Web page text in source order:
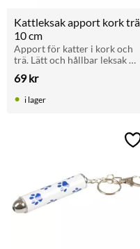
Kattleksak apport kork trä
10 cm
Apport för katter i kork och
trä. Lätt och hållbar leksak
69kr
i lager